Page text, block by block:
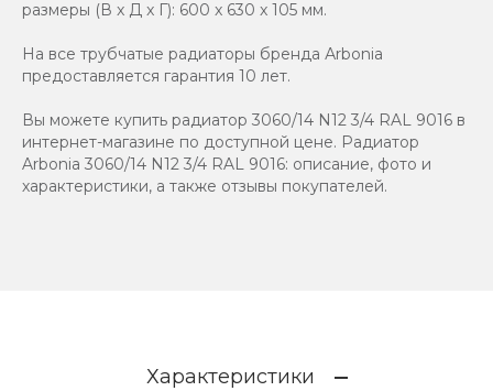
размеры (В x Д x Г): 600 x 630 x 105 мм.
На все трубчатые радиаторы бренда Аrbonia
предоставляется гарантия 10 лет.
Вы можете купить радиатор 3060/14 N12 3/4 RAL 9016 в
интернет-магазине по доступной цене. Радиатор
Arbonia 3060/14 N12 3/4 RAL 9016: описание, фото и
характеристики, а также отзывы покупателей.
Характеристики